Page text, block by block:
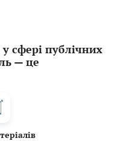
сфері публічних
— це